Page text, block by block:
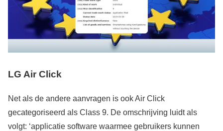
LG Air Click
Net als de andere aanvragen is ook Air Click
gecategoriseerd als Class 9. De omschrijving luidt als
volgt: ‘applicatie software waarmee gebruikers kunnen